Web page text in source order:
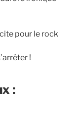
pour le rock
!
: